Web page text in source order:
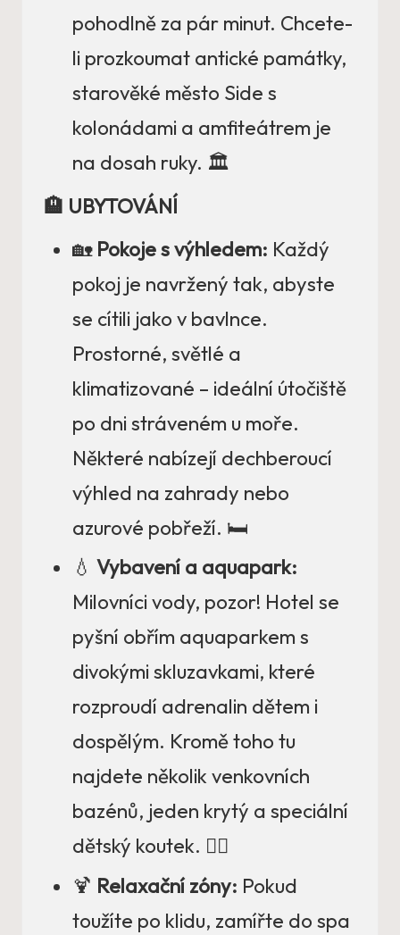
pohodlně za pár minut. Chcete-
li prozkoumat antické památky,
starověké město Side s
kolonádami a amfiteátrem je
na dosah ruky. 🏛️
🏨 UBYTOVÁNÍ
🏡 Pokoje s výhledem: Každý
pokoj je navržený tak, abyste
se cítili jako v bavlnce.
Prostorné, světlé a
klimatizované – ideální útočiště
po dni stráveném u moře.
Některé nabízejí dechberoucí
výhled na zahrady nebo
azurové pobřeží. 🛏️
💧 Vybavení a aquapark:
Milovníci vody, pozor! Hotel se
pyšní obřím aquaparkem s
divokými skluzavkami, které
rozproudí adrenalin dětem i
dospělým. Kromě toho tu
najdete několik venkovních
bazénů, jeden krytý a speciální
dětský koutek. 🤽‍♂️
🍹 Relaxační zóny: Pokud
toužíte po klidu, zamířte do spa